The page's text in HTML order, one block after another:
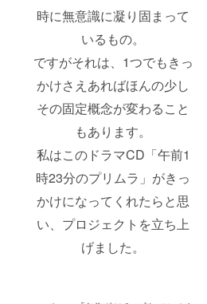
時に無意識に凝り固まって
いるもの。
ですがそれは、1つでもきっ
かけさえあればほんの少し
その固定概念が変わること
もあります。
私はこのドラマCD「午前1
時23分のプリムラ」がきっ
かけになってくれたらと思
い、プロジェクトを立ち上
げました。